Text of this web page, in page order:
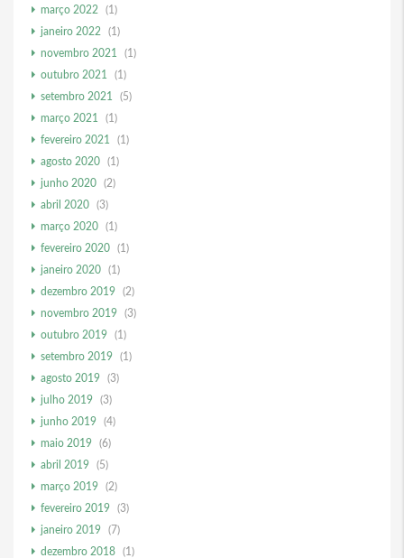
março 2022
(1)
janeiro 2022
(1)
novembro 2021
(1)
outubro 2021
(1)
setembro 2021
(5)
março 2021
(1)
fevereiro 2021
(1)
agosto 2020
(1)
junho 2020
(2)
abril 2020
(3)
março 2020
(1)
fevereiro 2020
(1)
janeiro 2020
(1)
dezembro 2019
(2)
novembro 2019
(3)
outubro 2019
(1)
setembro 2019
(1)
agosto 2019
(3)
julho 2019
(3)
junho 2019
(4)
maio 2019
(6)
abril 2019
(5)
março 2019
(2)
fevereiro 2019
(3)
janeiro 2019
(7)
dezembro 2018
(1)